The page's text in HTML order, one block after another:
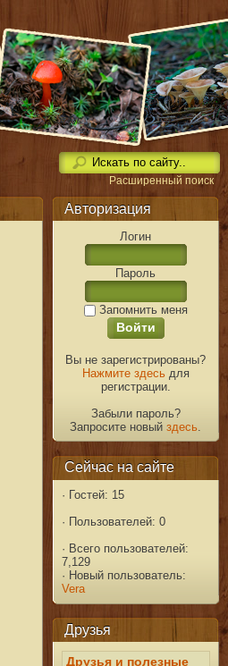
Расширенный поиск
Авторизация
Логин
Пароль
Запомнить меня
Вы не зарегистрированы?
Нажмите здесьдля
регистрации.
Забыли пароль?
Запросите новыйздесь
Сейчас на сайте
· Гостей: 15
· Пользователей: 0
· Всего пользователей:
7,129
· Новый пользователь:
Vera
Друзья
Друзья и полезные